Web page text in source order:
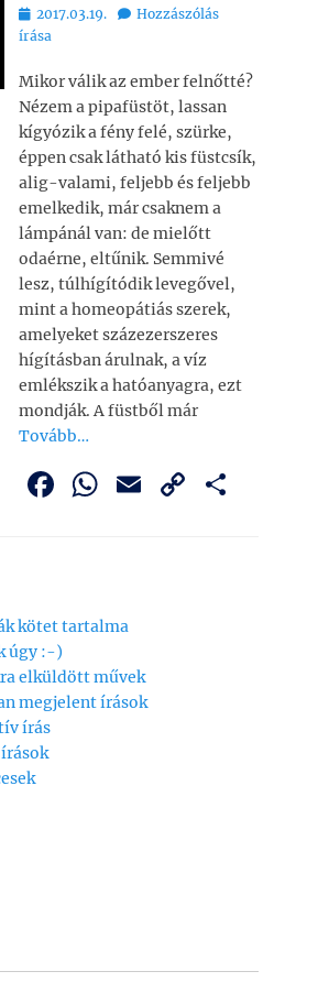
Bejegyezve
2017.03.19.
Hozzászólás
írása
Mikor válik az ember felnőtté?
Nézem a pipafüstöt, lassan
kígyózik a fény felé, szürke,
éppen csak látható kis füstcsík,
alig-valami, feljebb és feljebb
emelkedik, már csaknem a
lámpánál van: de mielőtt
odaérne, eltűnik. Semmivé
lesz, túlhígítódik levegővel,
mint a homeopátiás szerek,
amelyeket százezerszeres
hígításban árulnak, a víz
emlékszik a hatóanyagra, ezt
mondják. A füstből már
Tovább…
F
b
o
o
W
A
p
p
E
C
kötet tartalma
úgy :-)
elküldött művek
megjelent írások
írás